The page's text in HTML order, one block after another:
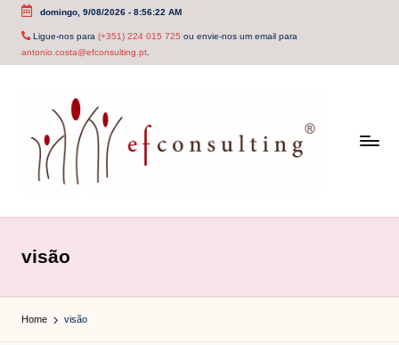
Skip
domingo, 9/08/2026- 8:56:22 AM
Ligue-nos para (+351) 224 015 725 ou envie-nos um email para
antonio.costa@efconsulting.pt.
c
o
n
visão
Home visão